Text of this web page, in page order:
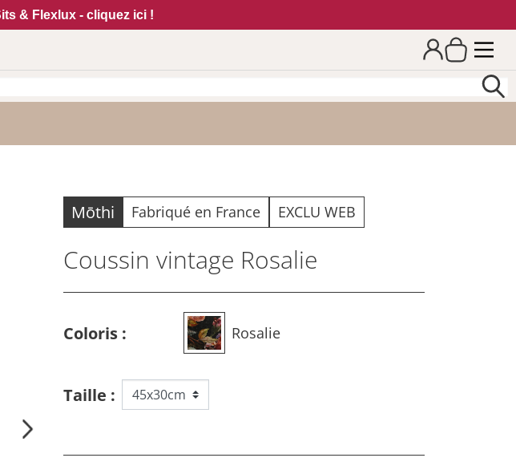
& Flexlux - cliquez ici !
Mōthi Fabriqué en France EXCLU WEB
Coussin vintage Rosalie
Coloris : Rosalie
Taille :